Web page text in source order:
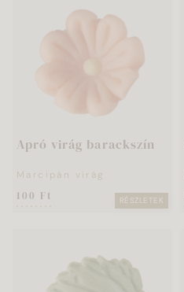
Apró virág barackszín
Marcipán virág
100 Ft RÉSZLETEK